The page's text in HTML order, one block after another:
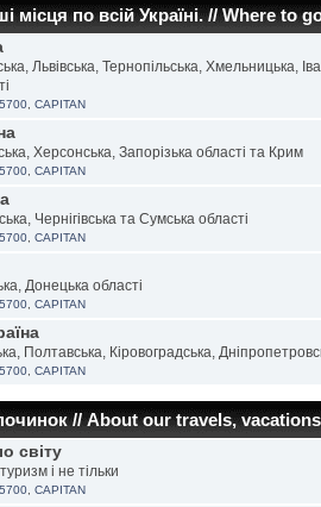
місця по всій Україні. // Where
Львівська, Тернопільська, Хмельницька,
, CAPITAN
Херсонська, Запорізька області та Крим
, CAPITAN
Чернігівська та Сумська області
, CAPITAN
Донецька області
, CAPITAN
Полтавська, Кіровоградська,
, CAPITAN
// About our travels, vacations
світу
і не тільки
, CAPITAN